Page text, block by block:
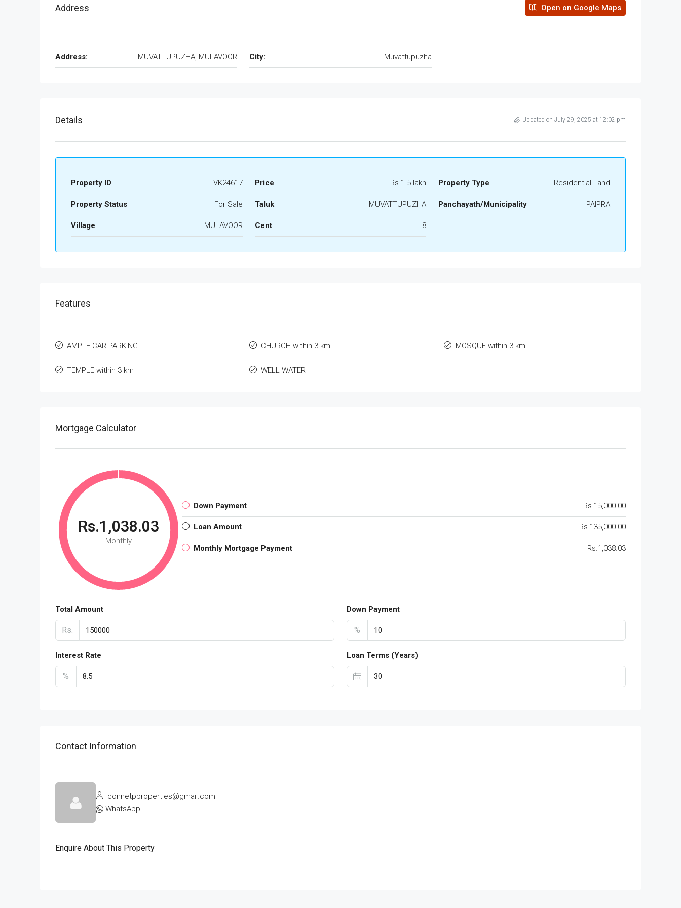
Address Open on Google Maps
Address: MUVATTUPUZHA, MULAVOOR City: Muvattupuzha
Details Updated on July 29, 2025 at 12:02 pm
Property ID VK24617 Price Rs.1.5 lakh Property Type Residential Land
Property Status For Sale Taluk MUVATTUPUZHA Panchayath/Municipality PAIPRA
Village MULAVOOR Cent 8
Features
AMPLE CAR PARKING CHURCH within 3 km MOSQUE within 3 km
TEMPLE within 3 km WELL WATER
Mortgage Calculator
Rs.1,038.03
Monthly
Down Payment Rs.15,000.00
Loan Amount Rs.135,000.00
Monthly Mortgage Payment Rs.1,038.03
Total Amount
Rs.
Down Payment
%
Interest Rate
%
Loan Terms (Years)
Contact Information
connetpproperties@gmail.com
WhatsApp
Enquire About This Property